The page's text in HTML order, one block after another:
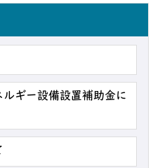
ギー設備設置補助金に